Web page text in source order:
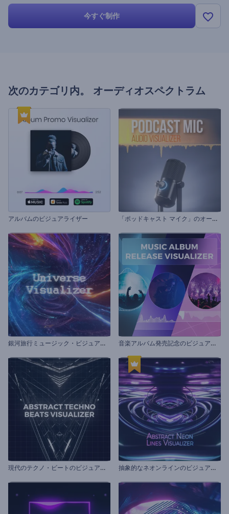
今すぐ制作
次のカテゴリ内。 オーディオスペクトラム
アルバムのビジュアライザー 「
ポッドキャスト マイク」のオーディオ ビジュアライザー
銀
河旅行ミュージック・ビジュアライザー 音
楽アルバム発売記念のビジュアライザー
現
代のテクノ・ビートのビジュアライザー 抽
象的なネオンラインのビジュアライザー